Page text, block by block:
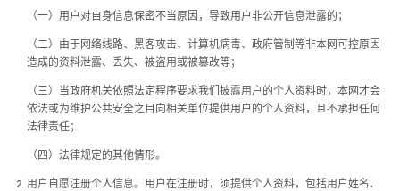
（一）用户对自身信息保密不当原因，导致用户非公开信息泄露的；
（二）由于网络线路、黑客攻击、计算机病毒、政府管制等非本网可控原因
造成的资料泄露、丢失、被盗用或被篡改等；
（三）当政府机关依照法定程序要求我们披露用户的个人资料时，本网才会
依法或为维护公共安全之目向相关单位提供用户的个人资料，且不承担任何
法律责任；
（四）法律规定的其他情形。
2. 用户自愿注册个人信息。用户在注册时，须提供个人资料，包括用户姓名、